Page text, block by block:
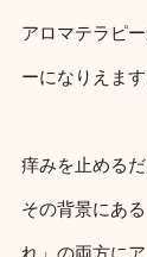
アロマテラピ
ーになりえます
痒みを止めるだ
その背景にあ
れ」の両方に